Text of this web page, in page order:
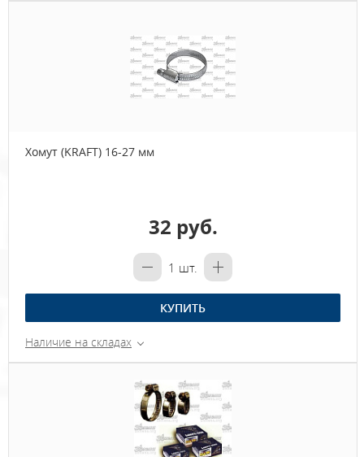
Хомут (KRAFT) 16-27 мм
32 руб.
1 шт.
КУПИТЬ
Наличие на складах